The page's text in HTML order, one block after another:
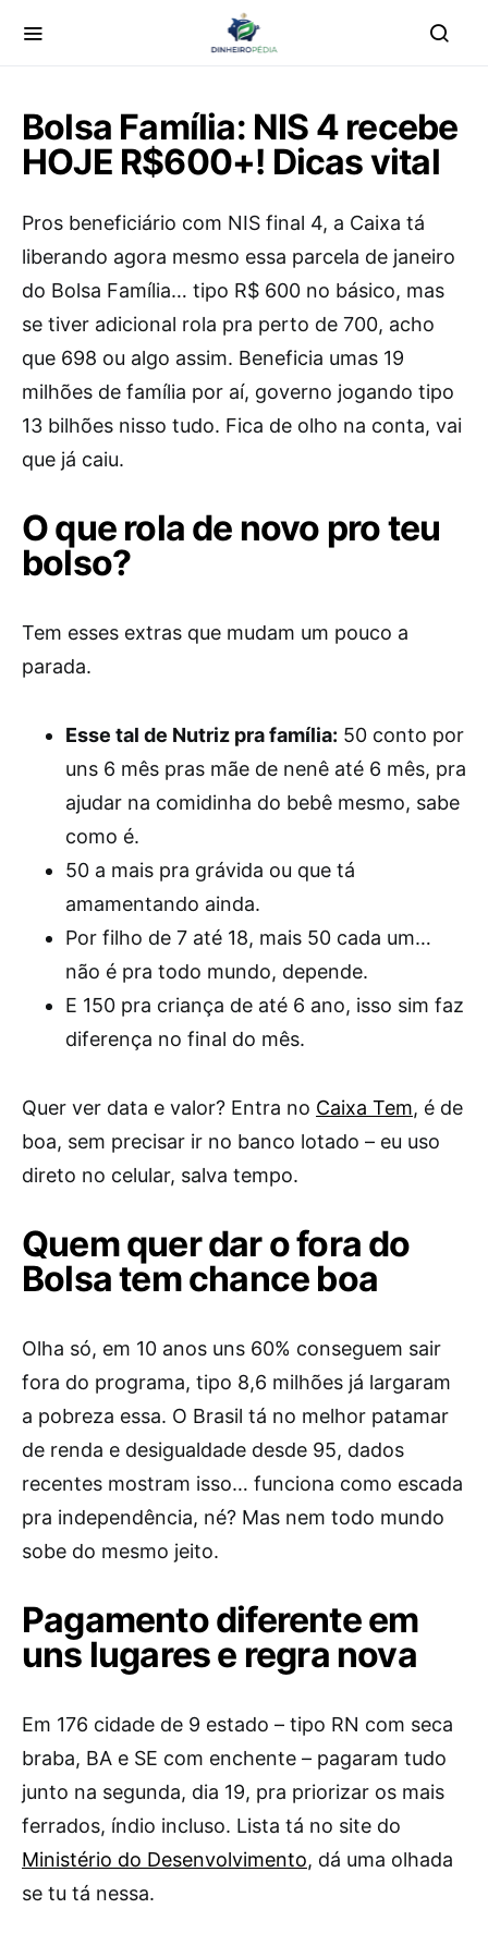
Bolsa Família: NIS 4 recebe
HOJE R$600+! Dicas vital
Pros beneficiário com NIS final 4, a Caixa tá
liberando agora mesmo essa parcela de janeiro
do Bolsa Família… tipo R$ 600 no básico, mas
se tiver adicional rola pra perto de 700, acho
que 698 ou algo assim. Beneficia umas 19
milhões de família por aí, governo jogando tipo
13 bilhões nisso tudo. Fica de olho na conta, vai
que já caiu.
O que rola de novo pro teu
bolso?
Tem esses extras que mudam um pouco a
parada.
Esse tal de Nutriz pra família: 50 conto por
uns 6 mês pras mãe de nenê até 6 mês, pra
ajudar na comidinha do bebê mesmo, sabe
como é.
50 a mais pra grávida ou que tá
amamentando ainda.
Por filho de 7 até 18, mais 50 cada um…
não é pra todo mundo, depende.
E 150 pra criança de até 6 ano, isso sim faz
diferença no final do mês.
Quer ver data e valor? Entra no Caixa Tem, é de
boa, sem precisar ir no banco lotado – eu uso
direto no celular, salva tempo.
Quem quer dar o fora do
Bolsa tem chance boa
Olha só, em 10 anos uns 60% conseguem sair
fora do programa, tipo 8,6 milhões já largaram
a pobreza essa. O Brasil tá no melhor patamar
de renda e desigualdade desde 95, dados
recentes mostram isso… funciona como escada
pra independência, né? Mas nem todo mundo
sobe do mesmo jeito.
Pagamento diferente em
uns lugares e regra nova
Em 176 cidade de 9 estado – tipo RN com seca
braba, BA e SE com enchente – pagaram tudo
junto na segunda, dia 19, pra priorizar os mais
ferrados, índio incluso. Lista tá no site do
Ministério do Desenvolvimento, dá uma olhada
se tu tá nessa.